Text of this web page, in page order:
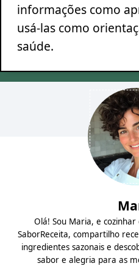
informações como
usá-las como
saúde.
Olá! Sou Maria, e
SaborReceita, compartilho
ingredientes sazonais e
sabor e alegria para as